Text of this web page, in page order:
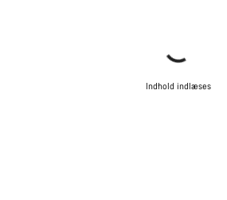
Indhold indlæses